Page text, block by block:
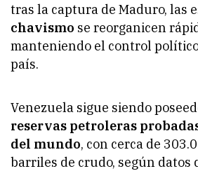
tras la captura de Maduro, las
chavismo se reorganicen
manteniendo el control
país.
Venezuela sigue siendo
reservas petroleras
del mundo, con cerca de
barriles de crudo, según datos